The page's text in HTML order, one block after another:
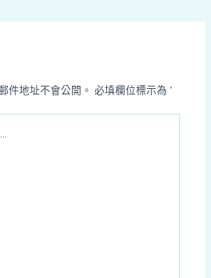
件地址不會公開。 必填欄位標示為 *